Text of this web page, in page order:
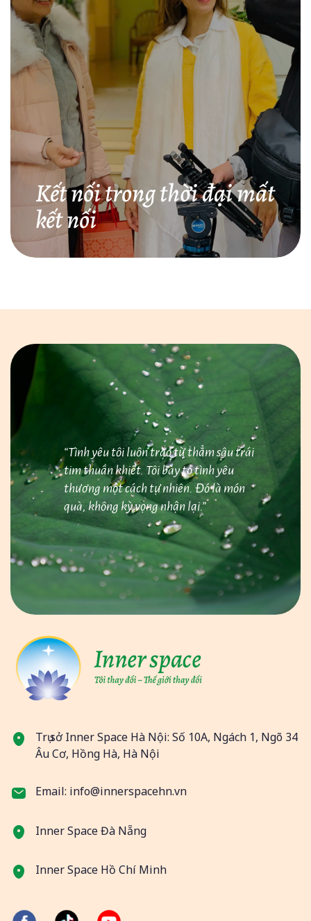
Kết nối trong thời đại mất
kết nối
“Tình yêu tôi luôn trào từ thẳm sâu trái
tim thuần khiết. Tôi bày tỏ tình yêu
thương một cách tự nhiên. Đó là món
quà, không kỳ vọng nhận lại.”
Trụ sở Inner Space Hà Nội: Số 10A, Ngách 1, Ngõ 34
Âu Cơ, Hồng Hà, Hà Nội
Email: info@innerspacehn.vn
Inner Space Đà Nẵng
Inner Space Hồ Chí Minh